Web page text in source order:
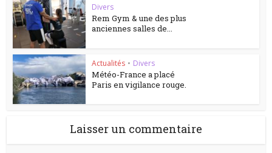
Divers
Rem Gym & une des plus
anciennes salles de...
Actualités • Divers
Météo-France a placé
Paris en vigilance rouge.
Laisser un commentaire